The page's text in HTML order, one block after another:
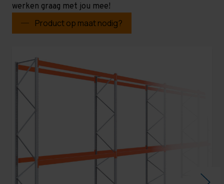
werken graag met jou mee!
Product op maat nodig?